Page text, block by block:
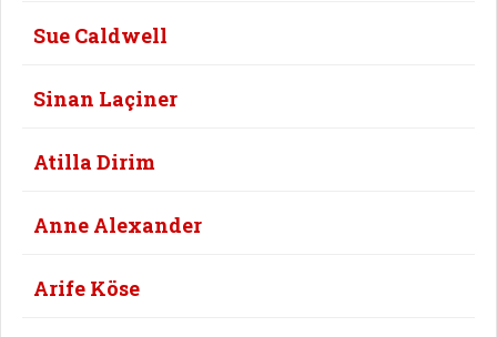
Sue Caldwell
Sinan Laçiner
Atilla Dirim
Anne Alexander
Arife Köse